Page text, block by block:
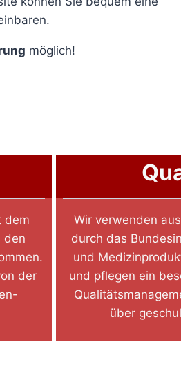
möglich!
dem
den
der
Wir verwenden
durch das
und
und pflegen ein
über